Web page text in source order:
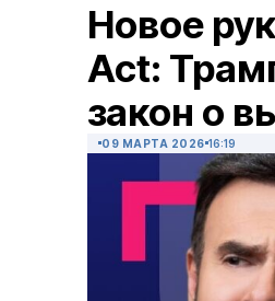
Новое
Act:
закон о
09 МАРТА 2026 16:19